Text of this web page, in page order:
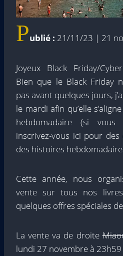
Publié : 21/11/23 | 21
Joyeux Black Friday/
Bien que le Black Friday
pas avant quelques jours,
le mardi afin qu’elle
hebdomadaire (si vous
inscrivez-vous ici pour
des histoires
Cette année, nous
vente sur tous nos
quelques offres spéciales
La vente va de droite
lundi 27 novembre à 23h59